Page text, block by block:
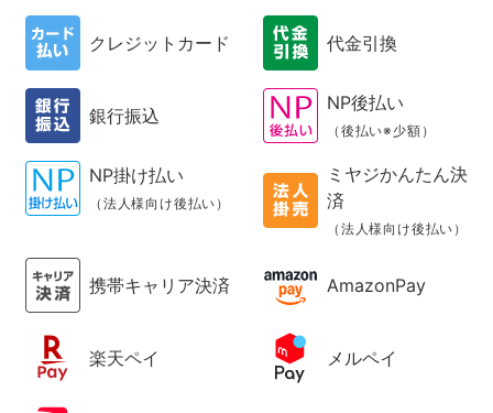
クレジットカード 代金引換
銀行振込
NP後払い
（後払い※少額）
NP掛け払い
（法人様向け後払い）
ミヤジかんたん決
済
（法人様向け後払い）
携帯キャリア決済 AmazonPay
楽天ペイ メルペイ